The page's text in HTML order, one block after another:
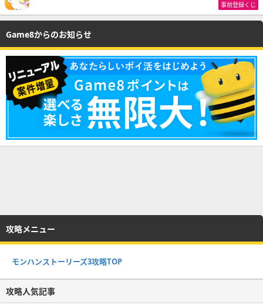
事前登録くじ
Game8からのお知らせ
攻略メニュー
モンハンストーリーズ3攻略TOP
攻略人気記事